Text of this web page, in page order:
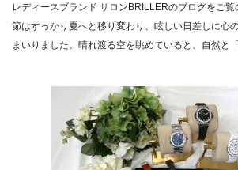
レディースブランド サロンBRILLERのブログをご
節はすっかり夏へと移り変わり、眩しい日差しに心
まいりました。晴れ渡る空を眺めていると、自然と